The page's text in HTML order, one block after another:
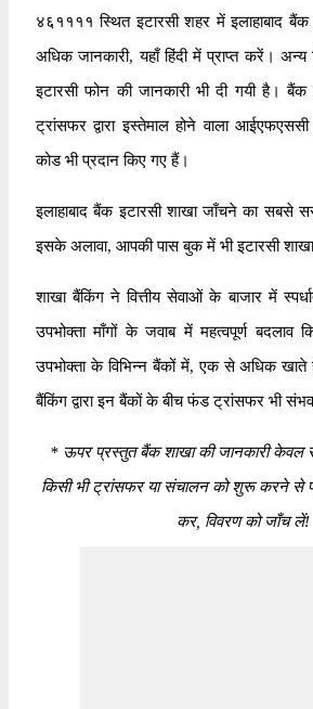
४६११११ स्थित इटारसी शहर में इलाहाबाद बैंक
अधिक जानकारी, यहाँ हिंदी में प्राप्त करें। अन्य
इटारसी फोन की जानकारी भी दी गयी है।
ट्रांसफर द्वारा इस्तेमाल होने वाला
कोड भी प्रदान किए गए हैं।
इलाहाबाद बैंक इटारसी शाखा जाँचने का सबसे
इसके अलावा, आपकी पास बुक में भी इटारसी शाखा
शाखा बैंकिंग ने वित्तीय सेवाओं के बाजार में
उपभोक्ता माँगों के जवाब में महत्वपूर्ण
उपभोक्ता के विभिन्न बैंकों में, एक से अधिक
बैंकिंग द्वारा इन बैंकों के बीच फंड ट्रांसफर भी
*ऊपर प्रस्तुत बैंक शाखा की जानकारी केवल
किसी भी ट्रांसफर या संचालन को शुरू करने
कर, विवरण को जाँच लें!